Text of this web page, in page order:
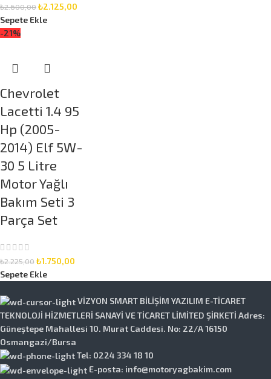
₺2.600,00₺2.125,00
Sepete Ekle
-21%
Chevrolet
Lacetti 1.4 95
Hp (2005-
2014) Elf 5W-
30 5 Litre
Motor Yağlı
Bakım Seti 3
Parça Set
₺2.225,00₺1.750,00
Sepete Ekle
VİZYON SMART BİLİŞİM YAZILIM E-TİCARET
TEKNOLOJİ HİZMETLERİ SANAYİ VE TİCARET LİMİTED ŞİRKETİ Adres:
Güneştepe Mahallesi 10. Murat Caddesi. No: 22/A 16150
Osmangazi/Bursa
Tel: 0224 334 18 10
E-posta: info@motoryagbakim.com